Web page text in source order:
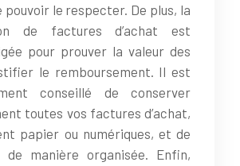
pouvoir le respecter. De plus, la
de factures d’achat est
pour prouver la valeur des
le remboursement. Il est
conseillé de conserver
toutes vos factures d’achat,
papier ou numériques, et de
de manière organisée. Enfin,